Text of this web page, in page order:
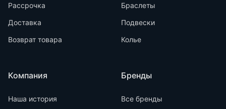
Рассрочка
Доставка
Возврат товара
Компания
Наша история
Браслеты
Подвески
Колье
Бренды
Все бренды